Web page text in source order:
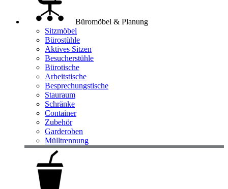
Büromöbel & Planung
Sitzmöbel
Bürostühle
Aktives Sitzen
Besucherstühle
Bürotische
Arbeitstische
Besprechungstische
Stauraum
Schränke
Container
Zubehör
Garderoben
Mülltrennung